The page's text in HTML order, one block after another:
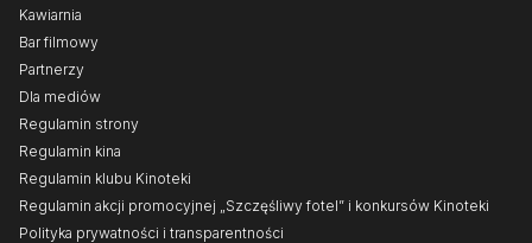
Kawiarnia
Bar filmowy
Partnerzy
Dla mediów
Regulamin strony
Regulamin kina
Regulamin klubu Kinoteki
Regulamin akcji promocyjnej „Szczęśliwy fotel” i konkursów Kinoteki
Polityka prywatności i transparentności